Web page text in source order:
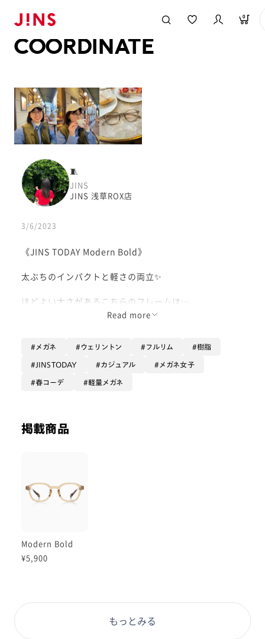
0
COORDINATE
🧵
JINS
JINS 浅草ROX店
3/6/2023
《JINS TODAY Modern Bold》
太ぶちのインパクトと軽さの両立✨
ほどよい太さがあるこちらのフレームは
カジュアルなファッションにぴったり！
テンプルがフロントの上部より少し下についているので
少しつり目な私でもキツい印象にならずかけられます！
また、ツヤ感のあるクリアフレームは
お顔周りに光を取り込んでくれます🌟
にはとってもおすすめです！
是非お試しください！
Read more
メガネ ウェリントン フルリム 樹脂
JINSTODAY カジュアル メガネ女子
春コーデ 軽量メガネ
掲載商品
Modern Bold
¥5,900
もっとみる